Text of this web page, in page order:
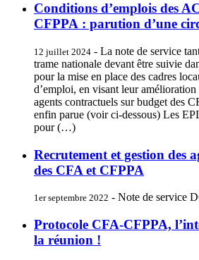
Conditions d’emplois des
CFPPA : parution d’une
12 juillet 2024 - La note de service
trame nationale devant être suivie
pour la mise en place des cadres
d’emploi, en visant leur
agents contractuels sur budget des
enfin parue (voir ci-dessous) Les
pour (…)
Recrutement et gestion des
des CFA et CFPPA
1er septembre 2022 - Note de service
Protocole CFA-CFPPA,
la réunion !